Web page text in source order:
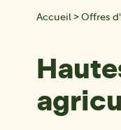
Accueil > Offres